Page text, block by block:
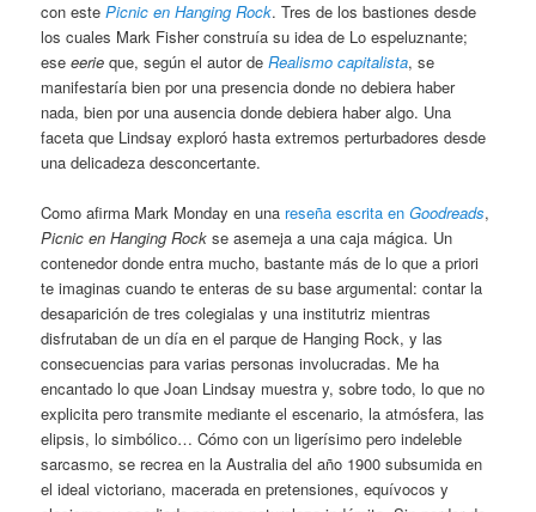
con estePicnic en Hanging Rock. Tres de los bastiones desde
los cuales Mark Fisher construía su idea de Lo espeluznante;
eseeerie que, según el autor deRealismo capitalista, se
manifestaría bien por una presencia donde no debiera haber
nada, bien por una ausencia donde debiera haber algo. Una
faceta que Lindsay exploró hasta extremos perturbadores desde
una delicadeza desconcertante.
Como afirma Mark Monday en una reseña escrita enGoodreads,
Picnic en Hanging Rock se asemeja a una caja mágica. Un
contenedor donde entra mucho, bastante más de lo que a priori
te imaginas cuando te enteras de su base argumental: contar la
desaparición de tres colegialas y una institutriz mientras
disfrutaban de un día en el parque de Hanging Rock, y las
consecuencias para varias personas involucradas. Me ha
encantado lo que Joan Lindsay muestra y, sobre todo, lo que no
explicita pero transmite mediante el escenario, la atmósfera, las
elipsis, lo simbólico… Cómo con un ligerísimo pero indeleble
sarcasmo, se recrea en la Australia del año 1900 subsumida en
el ideal victoriano, macerada en pretensiones, equívocos y